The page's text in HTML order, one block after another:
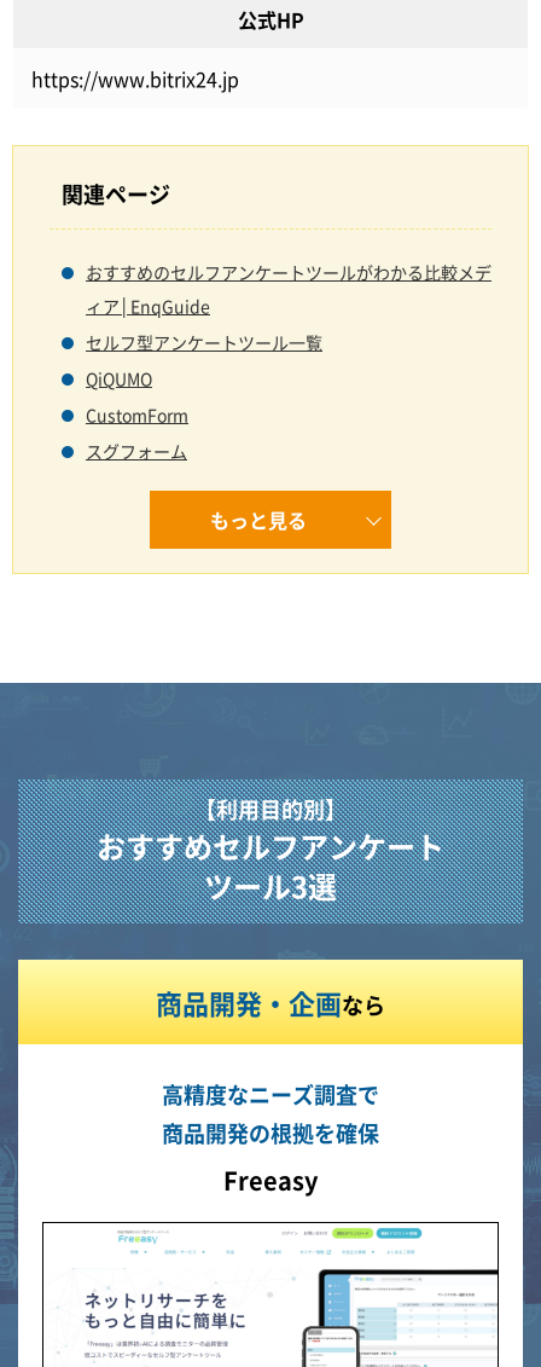
公式HP
https://www.bitrix24.jp
関連ページ
おすすめのセルフアンケートツールがわかる比較メデ
ィア│EnqGuide
セルフ型アンケートツール一覧
QiQUMO
CustomForm
スグフォーム
もっと見る
【利用目的別】
おすすめセルフアンケート
ツール3選
商品開発・企画なら
高精度なニーズ調査で
商品開発の根拠を確保
Freeasy